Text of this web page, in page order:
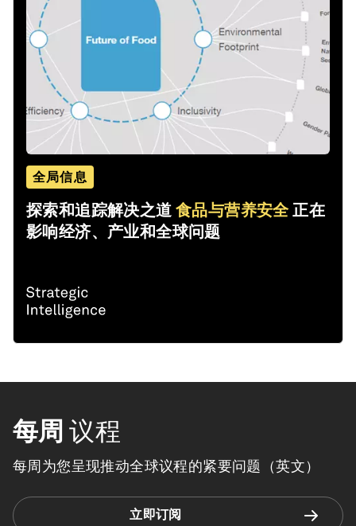
全局信息
探索和追踪解决之道 食品与营养安全 正在
影响经济、产业和全球问题
每周 议程
每周为您呈现推动全球议程的紧要问题（英文）
立即订阅